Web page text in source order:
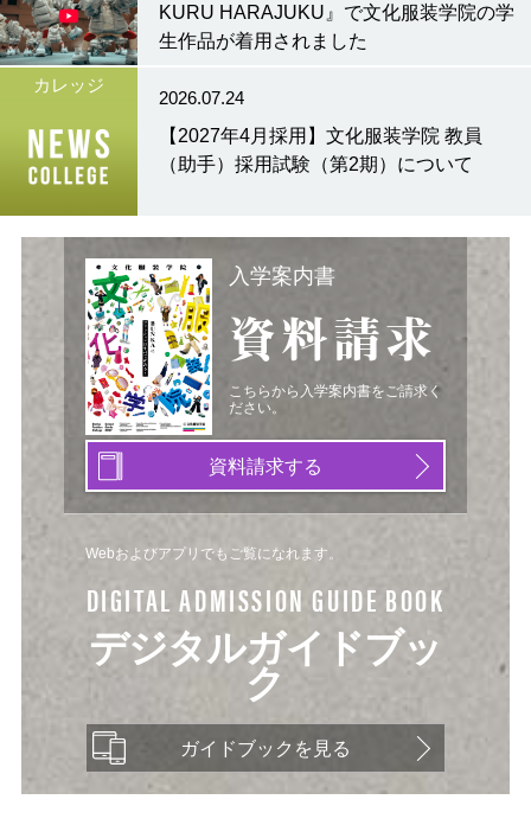
KURU HARAJUKU』で文化服装学院の学
生作品が着用されました
カレッジ
2026.07.24
【2027年4月採用】文化服装学院 教員
（助手）採用試験（第2期）について
入学案内書
資料請求
こちらから入学案内書をご請求く
ださい。
資料請求する
Webおよびアプリでもご覧になれます。
DIGITAL ADMISSION GUIDE BOOK
デジタルガイドブッ
ク
ガイドブックを見る